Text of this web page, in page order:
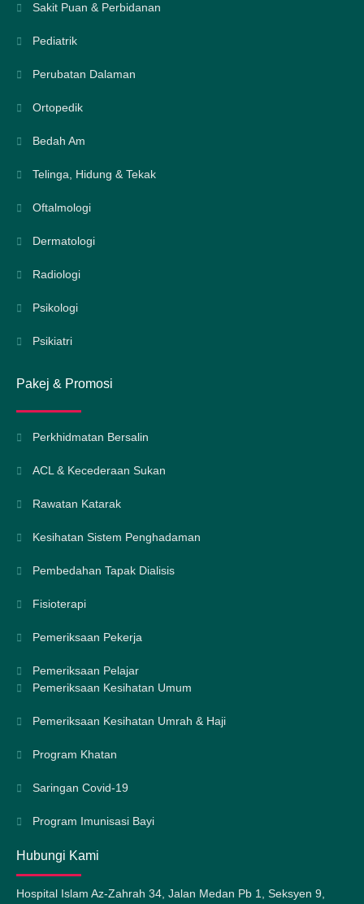
Sakit Puan & Perbidanan
Pediatrik
Perubatan Dalaman
Ortopedik
Bedah Am
Telinga, Hidung & Tekak
Oftalmologi
Dermatologi
Radiologi
Psikologi
Psikiatri
Pakej & Promosi
Perkhidmatan Bersalin
ACL & Kecederaan Sukan
Rawatan Katarak
Kesihatan Sistem Penghadaman
Pembedahan Tapak Dialisis
Fisioterapi
Pemeriksaan Pekerja
Pemeriksaan Pelajar
Pemeriksaan Kesihatan Umum
Pemeriksaan Kesihatan Umrah & Haji
Program Khatan
Saringan Covid-19
Program Imunisasi Bayi
Hubungi Kami
Hospital Islam Az-Zahrah 34, Jalan Medan Pb 1, Seksyen 9,